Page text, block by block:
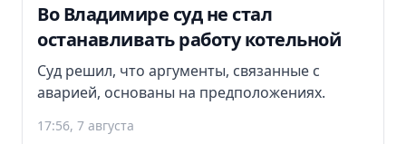
Во Владимире суд не стал
останавливать работу котельной
Суд решил, что аргументы, связанные с
аварией, основаны на предположениях.
17:56, 7 августа